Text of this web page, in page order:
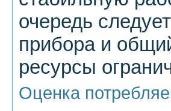
очередь
прибора и
ресурсы
Оценка